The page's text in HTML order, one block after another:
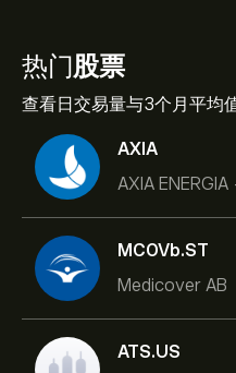
热门股票
查看日交易量与3个月平均
AXIA
AXIA
MCOVb.ST
Medicover AB
ATS.US